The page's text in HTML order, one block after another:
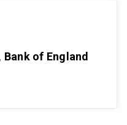
of England